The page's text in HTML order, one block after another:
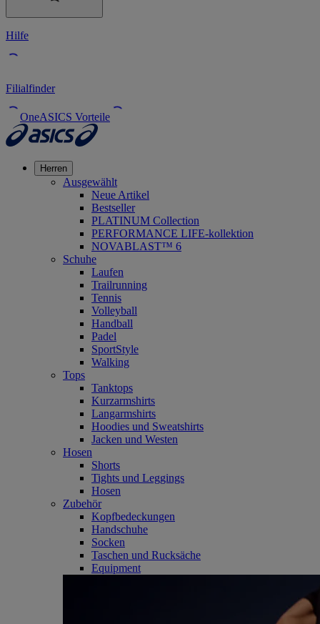
Hilfe
Filialfinder
OneASICS Vorteile
Herren
Ausgewählt
Neue Artikel
Bestseller
PLATINUM Collection
PERFORMANCE LIFE-kollektion
NOVABLAST™ 6
Schuhe
Laufen
Trailrunning
Tennis
Volleyball
Handball
Padel
SportStyle
Walking
Tops
Tanktops
Kurzarmshirts
Langarmshirts
Hoodies und Sweatshirts
Jacken und Westen
Hosen
Shorts
Tights und Leggings
Hosen
Zubehör
Kopfbedeckungen
Handschuhe
Socken
Taschen und Rucksäche
Equipment